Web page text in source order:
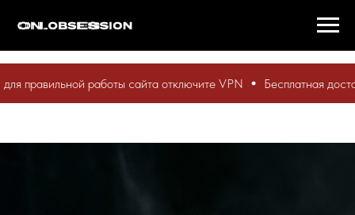
работы сайта отключите VPN Бесплатная доставка